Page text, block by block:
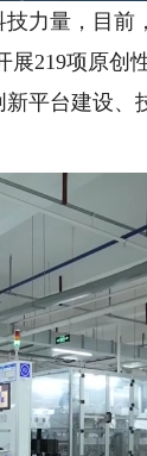
力量，目前
219项原创
平台建设、